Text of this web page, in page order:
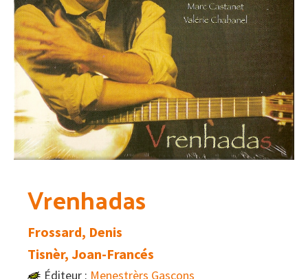
Vrenhadas
Frossard, Denis
Tisnèr, Joan-Francés
Éditeur : Menestrèrs Gascons